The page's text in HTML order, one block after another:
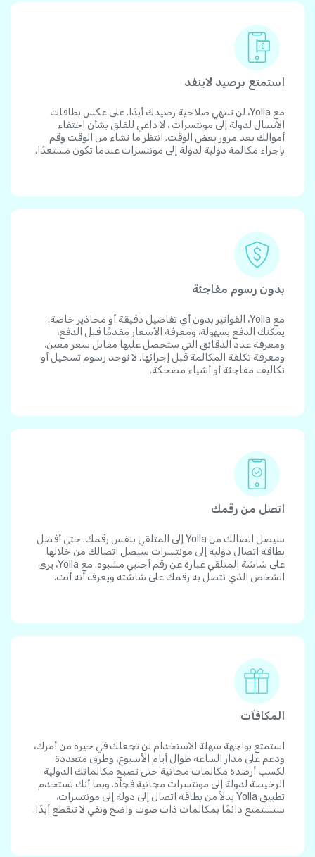
استمتع برصيد لاينفد
مع Yolla، لن تنتهي صلاحية رصيدك أبدًا. على عكس بطاقات
الاتصال لدولة إلى مونتسرات ، لا داعي للقلق بشأن اختفاء
أموالك بعد مرور بعض الوقت. انتظر ما تشاء من الوقت وقم
بإجراء مكالمة دولية لدولة إلى مونتسرات عندما تكون مستعدًا.
بدون رسوم مفاجئة
مع Yolla، الفواتير بدون أي تفاصيل دقيقة أو محاذير خاصة.
يمكنك الدفع بسهولة، ومعرفة الأسعار مقدمًا قبل الدفع،
ومعرفة عدد الدقائق التي ستحصل عليها مقابل سعر معين،
ومعرفة تكلفة المكالمة قبل إجرائها. لا توجد رسوم تسجيل أو
تكاليف مفاجئة أو أشياء مضحكة.
اتصل من رقمك
سيصل اتصالك من Yolla إلى المتلقي بنفس رقمك. حتى أفضل
بطاقة اتصال دولية إلى مونتسرات سيصل اتصالك من خلالها
على شاشة المتلقي عبارة عن رقم أجنبي مشبوه. مع Yolla، يرى
الشخص الذي تتصل به رقمك على شاشته ويعرف أنه أنت.
المكافآت
استمتع بواجهة سهلة الاستخدام لن تجعلك في حيرة من أمرك،
ودعم على مدار الساعة طوال أيام الأسبوع، وطرق متعددة
لكسب أرصدة مكالمات مجانية حتى تصبح مكالماتك الدولية
الرخيصة لدولة إلى مونتسرات مجانية فجأة. وبما أنك تستخدم
تطبيق Yolla بدلاً من بطاقة اتصال إلى دولة إلى مونتسرات،
ستستمتع دائمًا بمكالمات ذات صوت واضح ونقي لا تنقطع أبدًا.